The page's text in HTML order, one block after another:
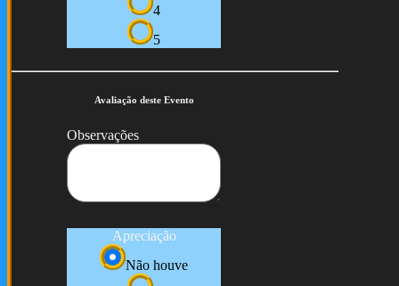
4
5
Avaliação deste Evento
Observações
Apreciação
Não houve